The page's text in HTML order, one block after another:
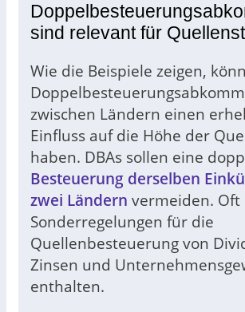
sind relevant für
Wie die Beispiele zeigen,
zwischen Ländern einen
Einfluss auf die Höhe der
haben. DBAs sollen eine
Besteuerung derselben
zwei Ländern vermeiden.
Sonderregelungen für die
Quellenbesteuerung von
Zinsen und
enthalten.